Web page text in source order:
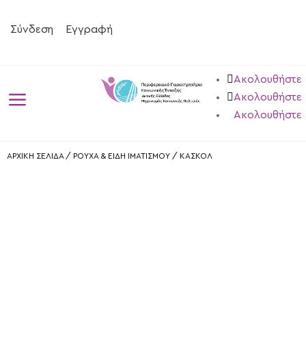
Σύνδεση Εγγραφή
a
Ακολουθήστε
Ακολουθήστε
Ακολουθήστε
ΑΡΧΙΚΗ ΣΕΛΙΔΑ / ΡΟΥΧΑ & ΕΙΔΗ ΙΜΑΤΙΣΜΟΥ / ΚΑΣΚΟΛ